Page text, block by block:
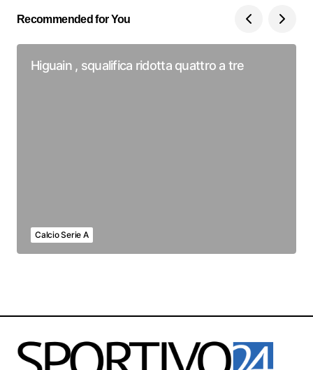
Recommended for You
Higuain , squalifica ridotta quattro a tre
Calcio Serie A